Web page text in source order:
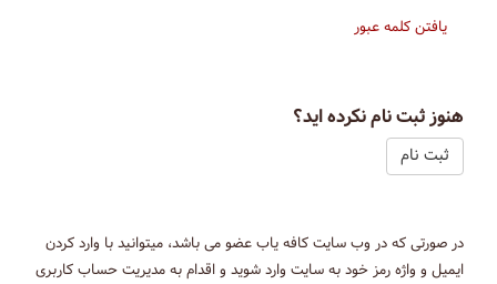
یافتن کلمه عبور
هنوز ثبت نام نکرده اید؟
ثبت نام
در صورتی که در وب سایت کافه یاب عضو می باشد، میتوانید با وارد کردن
ایمیل و واژه رمز خود به سایت وارد شوید و اقدام به مدیریت حساب کاربری